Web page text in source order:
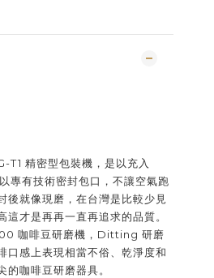
精密型包裝機，是以充入
專有技術密封包口，不讓空氣跑
後就像現磨，在台灣是比較少見
才是再再一直再追求的品質。
咖啡豆研磨機，Ditting 研磨
口感上表現相當不俗、乾淨度和
咖啡豆研磨器具。